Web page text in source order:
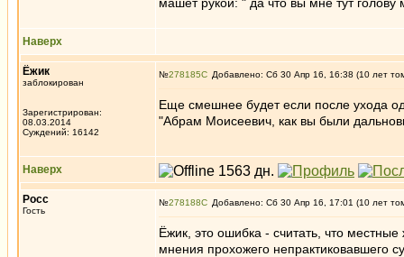
Наверх
Ёжик
заблокирован
Зарегистрирован:
08.03.2014
Суждений: 16142
№278185 Добавлено: Сб 30 Апр 16, 16:38 (10 лет
Еще смешнее будет если после ухода
"Абрам Моисеевич, как вы были
Наверх
Росс
Гость
№278188 Добавлено: Сб 30 Апр 16, 17:01 (10 лет
Ёжик, это ошибка - считать, что
мнения прохожего непрактиковавшего